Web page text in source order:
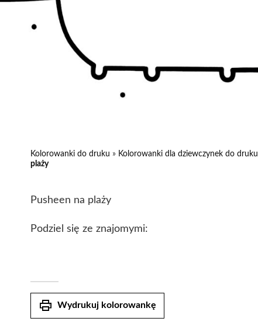
Kolorowanki do druku » Kolorowanki dla dziewczynek do druku
plaży
Pusheen na plaży
Podziel się ze znajomymi:
print Wydrukuj kolorowankę